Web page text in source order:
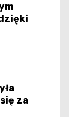
za